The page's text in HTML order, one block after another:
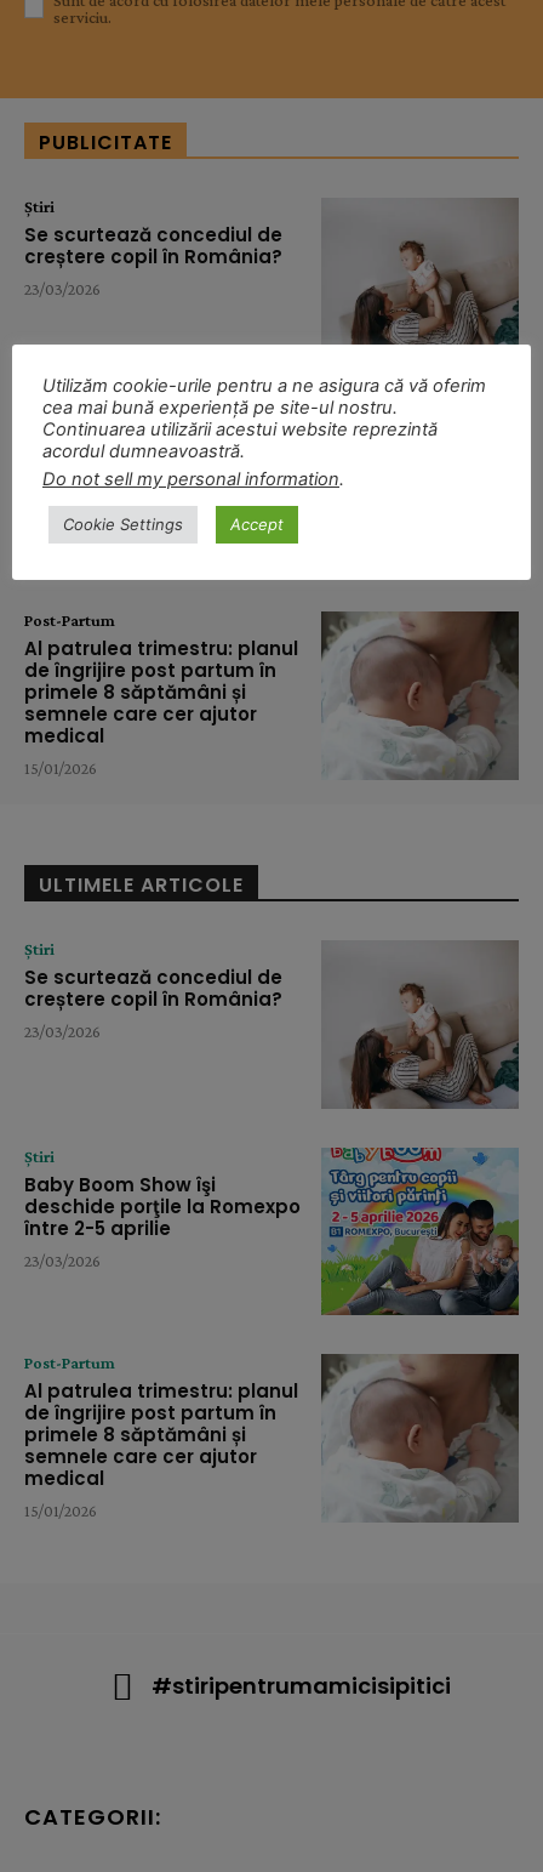
serviciu.
PUBLICITATE
Știri
Se scurtează concediul de
creștere copil în România?
23/03/2026
Știri
Baby Boom Show îşi
deschide porţile la Romexpo
între 2-5 aprilie
23/03/2026
Post-Partum
Al patrulea trimestru: planul
de îngrijire post partum în
primele 8 săptămâni și
semnele care cer ajutor
medical
15/01/2026
ULTIMELE ARTICOLE
Știri
Se scurtează concediul de
creștere copil în România?
23/03/2026
Știri
Baby Boom Show îşi
deschide porţile la Romexpo
între 2-5 aprilie
23/03/2026
Post-Partum
Al patrulea trimestru: planul
de îngrijire post partum în
primele 8 săptămâni și
semnele care cer ajutor
medical
15/01/2026
#stiripentrumamicisipitici
CATEGORII:
Utilizăm cookie-urile pentru a ne asigura că vă oferim
cea mai bună experiență pe site-ul nostru.
Continuarea utilizării acestui website reprezintă
acordul dumneavoastră.
Do not sell my personal information.
Cookie Settings Accept